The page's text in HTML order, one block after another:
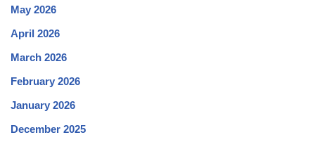
May 2026
April 2026
March 2026
February 2026
January 2026
December 2025